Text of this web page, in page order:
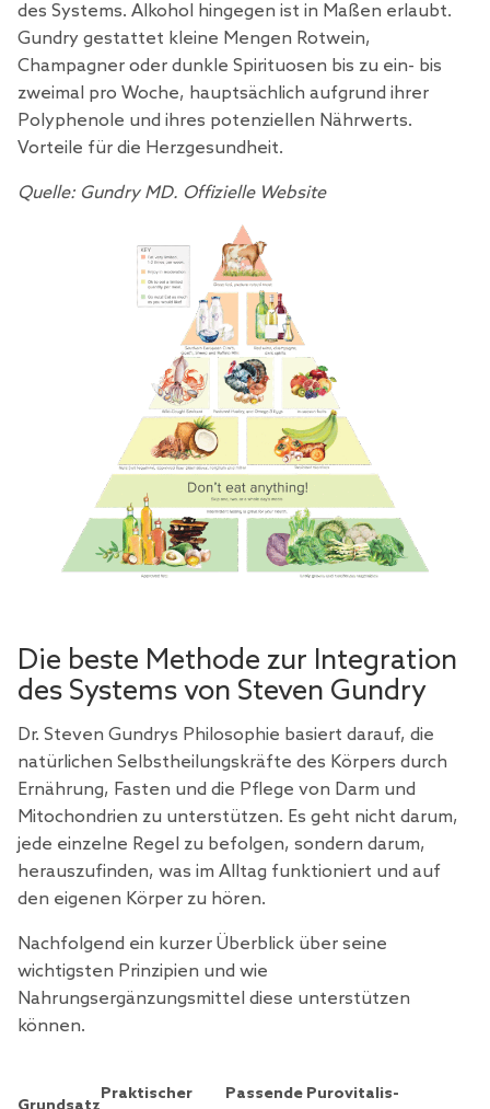
des Systems. Alkohol hingegen ist in Maßen erlaubt.
Gundry gestattet kleine Mengen Rotwein,
Champagner oder dunkle Spirituosen bis zu ein- bis
zweimal pro Woche, hauptsächlich aufgrund ihrer
Polyphenole und ihres potenziellen Nährwerts.
Vorteile für die Herzgesundheit.
Quelle: Gundry MD. Offizielle Website
Die beste Methode zur Integration
des Systems von Steven Gundry
Dr. Steven Gundrys Philosophie basiert darauf, die
natürlichen Selbstheilungskräfte des Körpers durch
Ernährung, Fasten und die Pflege von Darm und
Mitochondrien zu unterstützen. Es geht nicht darum,
jede einzelne Regel zu befolgen, sondern darum,
herauszufinden, was im Alltag funktioniert und auf
den eigenen Körper zu hören.
Nachfolgend ein kurzer Überblick über seine
wichtigsten Prinzipien und wie
Nahrungsergänzungsmittel diese unterstützen
können.
Praktischer
Passende Purovitalis-